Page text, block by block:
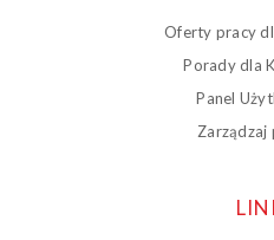
Oferty pracy
Porady dla
Panel
Zarządzaj